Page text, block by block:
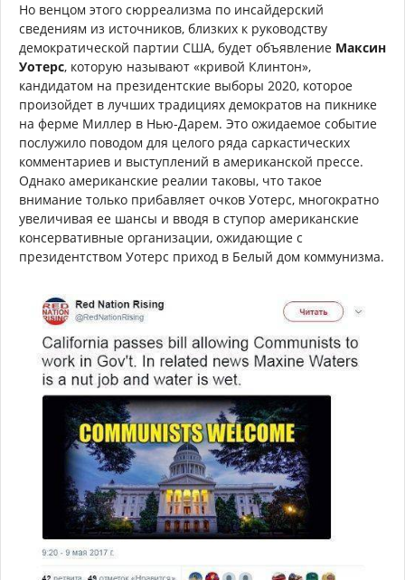
Но венцом этого сюрреализма по инсайдерский
сведениям из источников, близких к руководству
демократической партии США, будет объявление Максин
Уотерс, которую называют «кривой Клинтон»,
кандидатом на президентские выборы 2020, которое
произойдет в лучших традициях демократов на пикнике
на ферме Миллер в Нью-Дарем. Это ожидаемое событие
послужило поводом для целого ряда саркастических
комментариев и выступлений в американской прессе.
Однако американские реалии таковы, что такое
внимание только прибавляет очков Уотерс, многократно
увеличивая ее шансы и вводя в ступор американские
консервативные организации, ожидающие с
президентством Уотерс приход в Белый дом коммунизма.